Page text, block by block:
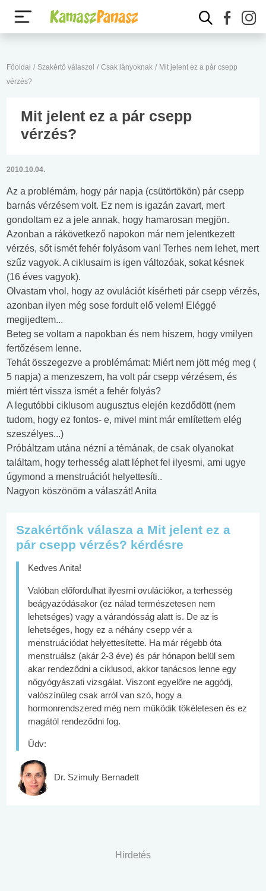
Főoldal / Szakértő válaszol / Csak lányoknak / Mit jelent ez a pár csepp
vérzés?
Mit jelent ez a pár csepp
vérzés?
2010.10.04.
Az a problémám, hogy pár napja (csütörtökön) pár csepp
barnás vérzésem volt. Ez nem is igazán zavart, mert
gondoltam ez a jele annak, hogy hamarosan megjön.
Azonban a rákövetkező napokon már nem jelentkezett
vérzés, sőt ismét fehér folyásom van! Terhes nem lehet, mert
szűz vagyok. A ciklusaim is igen változóak, sokat késnek
(16 éves vagyok).
Olvastam vhol, hogy az ovulációt kísérheti pár csepp vérzés,
azonban ilyen még sose fordult elő velem! Eléggé
megijedtem...
Beteg se voltam a napokban és nem hiszem, hogy vmilyen
fertőzésem lenne.
Tehát összegezve a problémámat: Miért nem jött még meg (
5 napja) a menzeszem, ha volt pár csepp vérzésem, és
miért tért vissza ismét a fehér folyás?
A legutóbbi ciklusom augusztus elején kezdődött (nem
tudom, hogy ez fontos- e, mivel mint már említettem elég
szeszélyes...)
Próbáltzam utána nézni a témának, de csak olyanokat
találtam, hogy terhesség alatt léphet fel ilyesmi, ami ugye
úgymond a menstruációt helyettesíti..
Nagyon köszönöm a válaszát! Anita
Szakértőnk válasza a Mit jelent ez a
pár csepp vérzés? kérdésre
Kedves Anita!
Valóban előfordulhat ilyesmi ovulációkor, a terhesség
beágyazódásakor (ez nálad természetesen nem
lehetséges) vagy a várandósság alatt is. De az is
lehetséges, hogy ez a néhány csepp vér a
menstruációdat helyettesítette. Ha már régebb óta
menstruálsz (akár 2-3 éve) és pár hónapon belül sem
akar rendeződni a ciklusod, akkor tanácsos lenne egy
nőgyógyászati vizsgálat. Viszont egyelőre ne aggódj,
valószínűleg csak arról van szó, hogy a
hormonrendszered még nem működik tökéletesen és ez
magától rendeződni fog.
Üdv:
Dr. Szimuly Bernadett
Hirdetés